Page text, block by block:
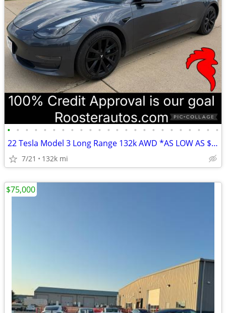
• • • • • • • • • • • • • • • • • • • • • • • •
22 Tesla Model 3 Long Range 132k AWD *AS LOW AS $500 DOWN
7/21 132k mi
$75,000